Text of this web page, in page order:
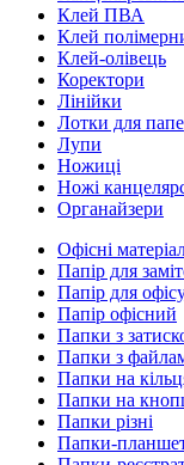
Клей ПВА
Клей
Клей-олівець
Коректори
Лінійки
Лотки для
Лупи
Ножиці
Ножі
Органайзери
Офісні
Папір для
Папір для
Папір офісний
Папки з
Папки з
Папки на
Папки на
Папки різні
Папки-